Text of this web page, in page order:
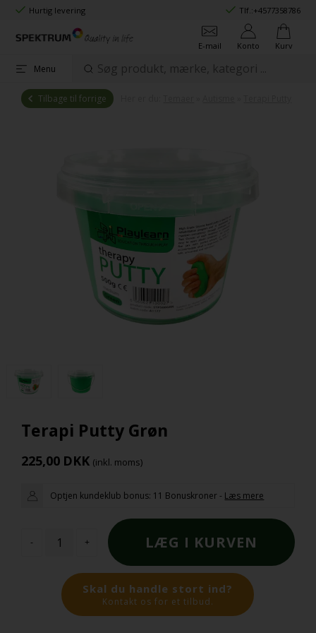
Hurtig levering Tlf.:+4577358786
E-mail Konto Kurv
Menu
Tilbage til forrige
Terapi Putty Grøn
225,00 DKK (inkl. moms)
Optjen kundeklub bonus: 11 Bonuskroner - Læs mere
- +
Skal du handle stort ind?
Kontakt os for et tilbud.